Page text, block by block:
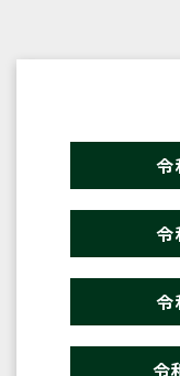
令
令
令
令